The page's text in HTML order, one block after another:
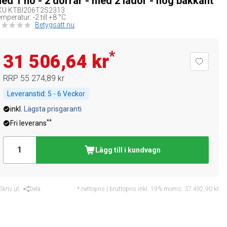
KTBI206T2S2313
-2 till +8 °C
Betygsätt nu
31 506,64 kr*
RRP 55 274,89 kr
Leveranstid: 5 - 6 Veckor
inkl.
Lägsta prisgaranti
Fri leverans**
Lägg till i kundvagn
ut Dela * nettopris | bruttopris inkl. 19% moms: 37 492,90 kr